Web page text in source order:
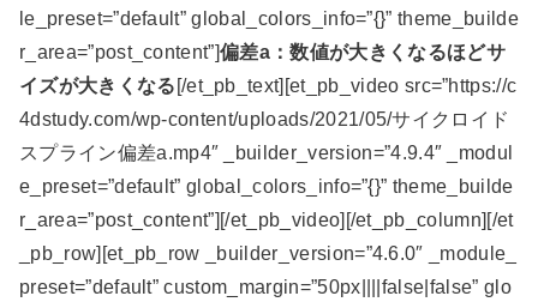
le_preset=”default” global_colors_info=”{}” theme_builde
r_area=”post_content”]偏差a：数値が大きくなるほどサ
イズが大きくなる [/et_pb_text][et_pb_video src=”https://c
4dstudy.com/wp-content/uploads/2021/05/サイクロイド
スプライン偏差a.mp4″ _builder_version=”4.9.4″ _modul
e_preset=”default” global_colors_info=”{}” theme_builde
r_area=”post_content”][/et_pb_video][/et_pb_column][/et
_pb_row][et_pb_row _builder_version=”4.6.0″ _module_
preset=”default” custom_margin=”50px||||false|false” glo